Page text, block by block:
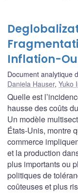
Inflation-
Document analytique
Daniela Hauser, Yuko
Quelle est
hausse des coûts
Un modèle
États-Unis, montre
commerce
et la production
plus importants ou
politiques de
coûteuses et plus